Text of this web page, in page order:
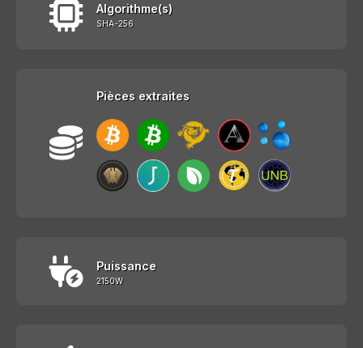
Algorithme(s)
SHA-256
Pièces extraites
Puissance
2150W